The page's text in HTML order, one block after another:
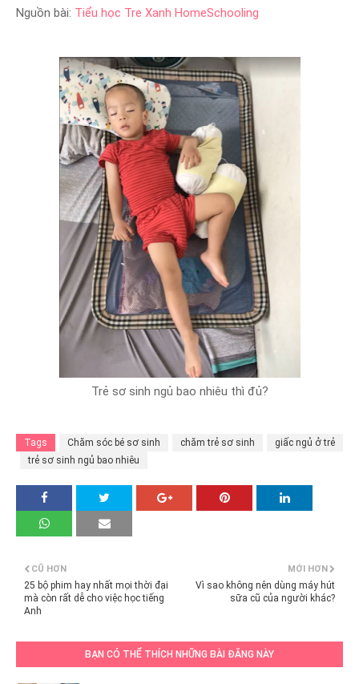
Nguồn bài: Tiểu học Tre Xanh HomeSchooling
Trẻ sơ sinh ngủ bao nhiêu thì đủ?
Tags Chăm sóc bé sơ sinh chăm trẻ sơ sinh
giấc ngủ ở trẻ
trẻ sơ sinh ngủ bao nhiêu
MỚI HƠN
Vì sao không nên dùng máy hút
sữa cũ của người khác?
CŨ HƠN
25 bộ phim hay nhất mọi thời đại
mà còn rất dễ cho việc học tiếng
Anh
BẠN CÓ THỂ THÍCH NHỮNG BÀI ĐĂNG NÀY